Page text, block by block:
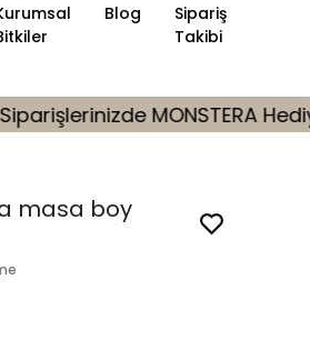
Blog
Sipariş
Takibi
Hediye | 10.000 tl Üzeri
masa boy